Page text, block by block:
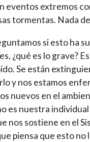
eventos extremos
tormentas. Nada
si esto ha
¿qué es lo grave?
Se están
y nos estamos
nuevos en el
es nuestra
nos sostiene en el
piensa que esto no